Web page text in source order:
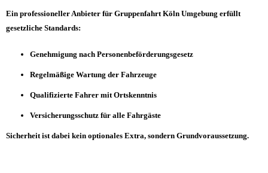
Ein professioneller Anbieter für Gruppenfahrt Köln Umgebung erfüllt
gesetzliche Standards:
Genehmigung nach Personenbeförderungsgesetz
Regelmäßige Wartung der Fahrzeuge
Qualifizierte Fahrer mit Ortskenntnis
Versicherungsschutz für alle Fahrgäste
Sicherheit ist dabei kein optionales Extra, sondern Grundvoraussetzung.